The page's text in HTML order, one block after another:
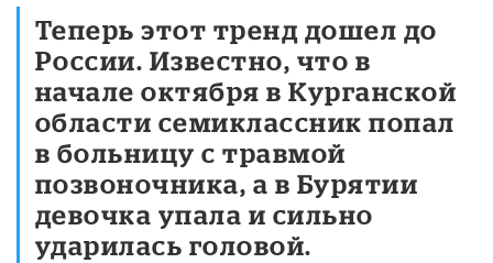
Теперь этот тренд дошел до
России. Известно, что в
начале октября в Курганской
области семиклассник попал
в больницу с травмой
позвоночника, а в Бурятии
девочка упала и сильно
ударилась головой.